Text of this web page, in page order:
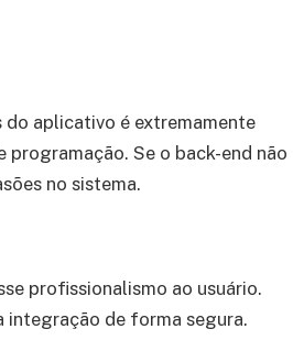
do aplicativo é extremamente
Se o back-end não
no sistema.
profissionalismo ao usuário.
integração de forma segura.